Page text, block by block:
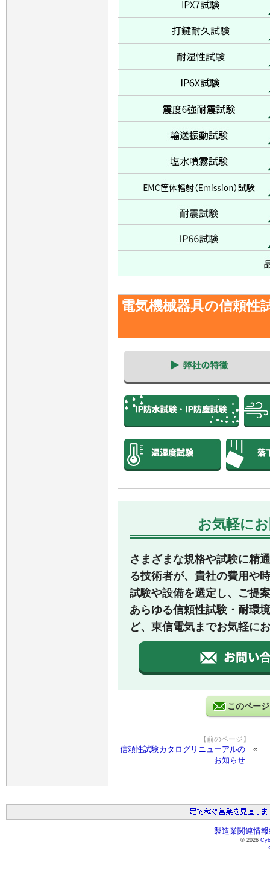
電気機械器具の信頼性
お気軽に
さまざまな規格や試験に精
る技術者が、貴社の費用や
試験や設備を選定し、ご提
あらゆる信頼性試験・耐環
ど、東信電気までお気軽に
このペー
【前のページ】
信頼性試験カタログリニューアルの
お知らせ
製造業関連情
© 2026